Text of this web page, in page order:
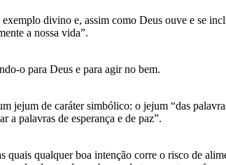
divino e, assim como Deus ouve e se
a nossa vida”.
o para Deus e para agir no bem.
jejum de caráter simbólico: o jejum “das
a palavras de esperança e de paz”.
qualquer boa intenção corre o risco de